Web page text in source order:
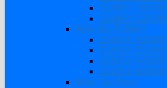
SUMRY 3800W
SUMRY 6200W
Biến tần ZUMAX
ZUMAX 3000W
ZUMAX 5500W
ZUMAX 6200W
ZUMAX 6600W
Biến Tần Bơm